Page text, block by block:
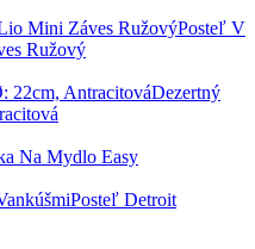
Posteľ V
Ružový
Dezertný
Na Mydlo Easy
Posteľ Detroit